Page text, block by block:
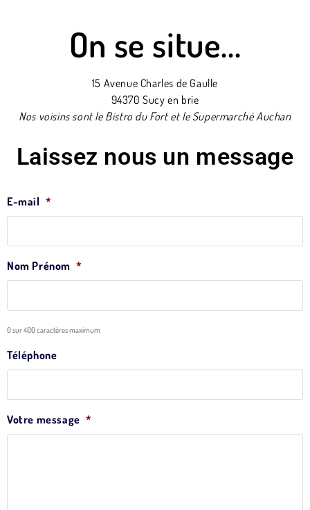
On se situe...
15 Avenue Charles de Gaulle
94370 Sucy en brie
Nos voisins sont le Bistro du Fort et le Supermarché Auchan
Laissez nous un message
E-mail *
Nom Prénom *
0 sur 400 caractères maximum
Téléphone
Votre message *